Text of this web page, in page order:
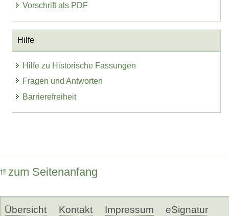
Vorschrift als PDF
Hilfe
Hilfe zu Historische Fassungen
Fragen und Antworten
Barrierefreiheit
zum Seitenanfang
Übersicht Kontakt Impressum eSignatur